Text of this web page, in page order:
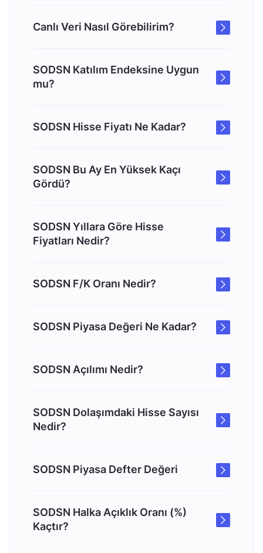
Canlı Veri Nasıl Görebilirim?
SODSN Katılım Endeksine Uygun
mu?
SODSN Hisse Fiyatı Ne Kadar?
SODSN Bu Ay En Yüksek Kaçı
Gördü?
SODSN Yıllara Göre Hisse
Fiyatları Nedir?
SODSN F/K Oranı Nedir?
SODSN Piyasa Değeri Ne Kadar?
SODSN Açılımı Nedir?
SODSN Dolaşımdaki Hisse Sayısı
Nedir?
SODSN Piyasa Defter Değeri
SODSN Halka Açıklık Oranı (%)
Kaçtır?